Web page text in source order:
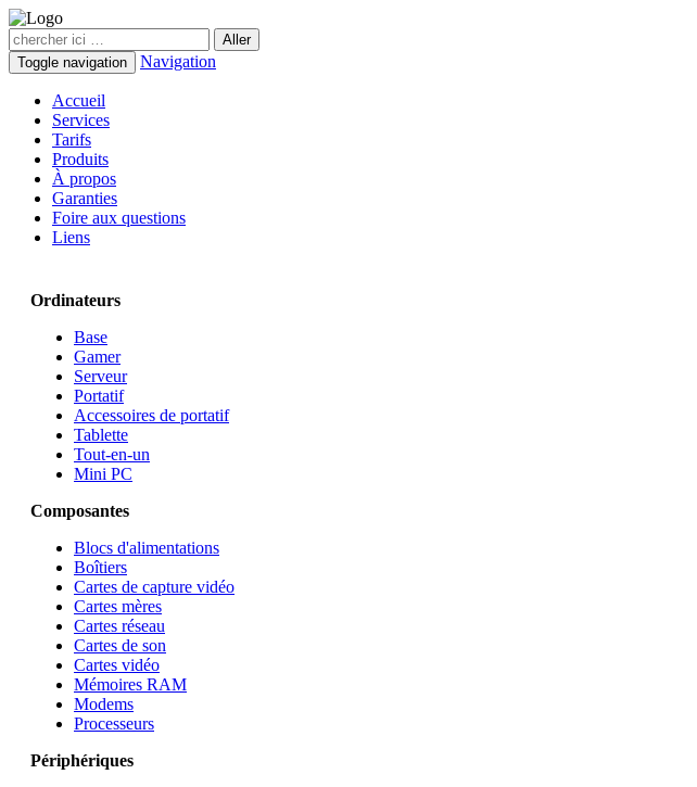
Toggle navigation Navigation
Accueil
Services
Tarifs
Produits
À propos
Garanties
Foire aux questions
Liens
Ordinateurs
Base
Gamer
Serveur
Portatif
Accessoires de portatif
Tablette
Tout-en-un
Mini PC
Composantes
Blocs d'alimentations
Boîtiers
Cartes de capture vidéo
Cartes mères
Cartes réseau
Cartes de son
Cartes vidéo
Mémoires RAM
Modems
Processeurs
Périphériques